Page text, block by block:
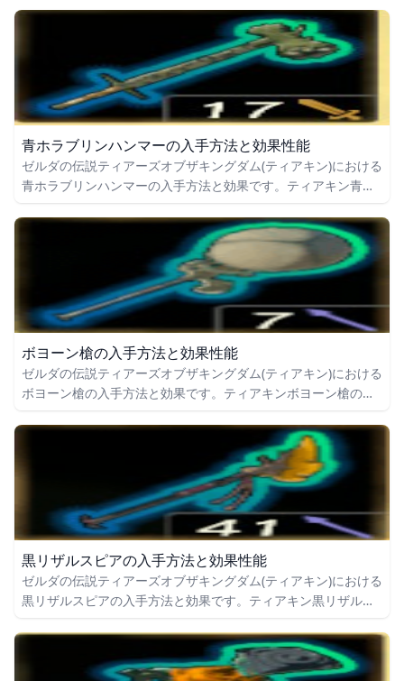
こん棒の効果や攻撃力についても掲載しています。
青ホラブリンハンマーの入手方法と効果性能
ゼルダの伝説ティアーズオブザキングダム(ティアキン)における
青ホラブリンハンマーの入手方法と効果です。ティアキン青ホ
の効果や攻撃力についても掲載しています。
ボヨーン槍の入手方法と効果性能
ゼルダの伝説ティアーズオブザキングダム(ティアキン)における
ボヨーン槍の入手方法と効果です。ティアキンボヨーン槍の入
ています。
黒リザルスピアの入手方法と効果性能
ゼルダの伝説ティアーズオブザキングダム(ティアキン)における
黒リザルスピアの入手方法と効果です。ティアキン黒リザルス
いても掲載しています。